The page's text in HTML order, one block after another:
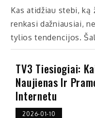
Kas atidžiau stebi, ką
renkasi dažniausiai,
tylios tendencijos.
TV3 Tiesiogiai:
Naujienas Ir
Internetu
2026-01-10